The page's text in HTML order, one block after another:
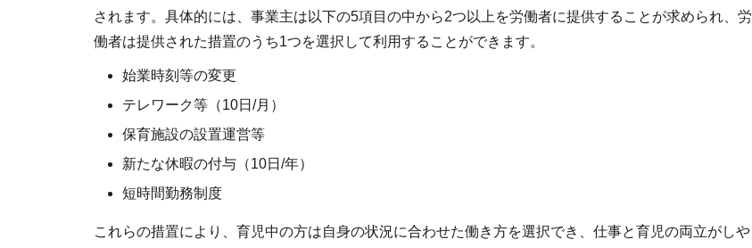
されます。具体的には、事業主は以下の5項目の中から2つ以上を労働者に提供することが求められ、労
働者は提供された措置のうち1つを選択して利用することができます。
始業時刻等の変更
テレワーク等（10日/月）
保育施設の設置運営等
新たな休暇の付与（10日/年）
短時間勤務制度
これらの措置により、育児中の方は自身の状況に合わせた働き方を選択でき、仕事と育児の両立がしや